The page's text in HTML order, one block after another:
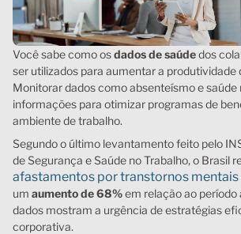
Você sabe como osdados de saúdedos
ser utilizados para aumentar a produtividade
Monitorar dados como absenteísmo e
informações para otimizar programas de
ambiente de trabalho.
Segundo o último levantamento feito pelo
de Segurança e Saúde no Trabalho, o Brasil
afastamentos por transtornos mentais
um aumento de 68%em relação ao período
dados mostram a urgência de estratégias
corporativa.